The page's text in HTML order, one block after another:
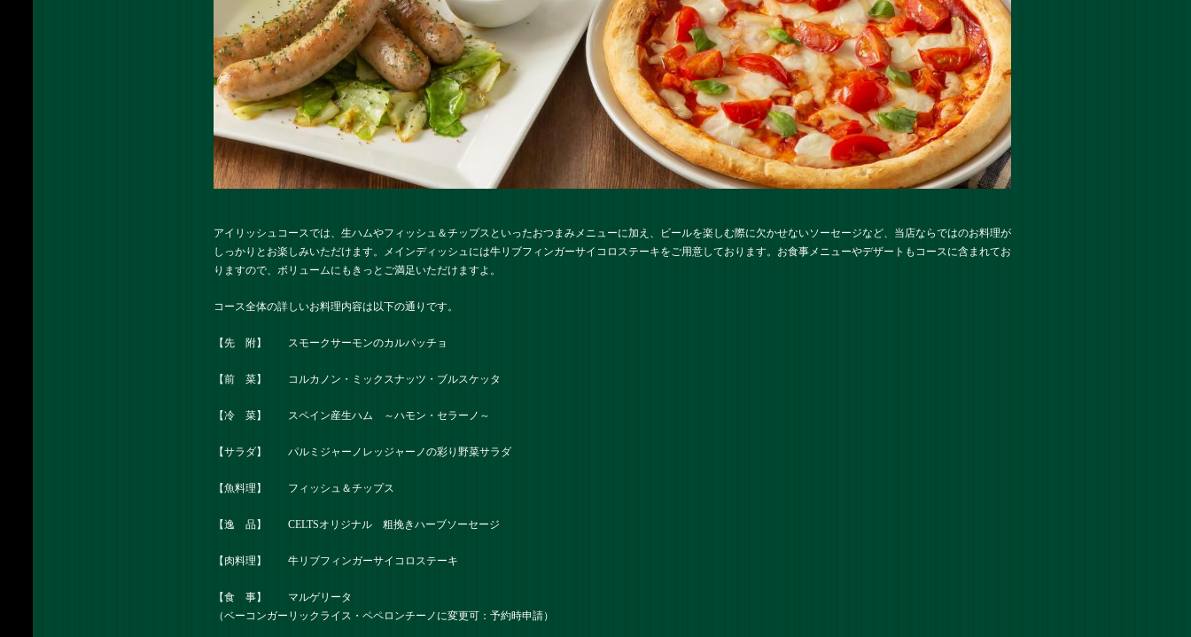
アイリッシュコースでは、生ハムやフィッシュ＆チップスといったおつまみメニューに加え、ビールを楽しむ際に欠かせないソーセージなど、当店ならではのお料理が
しっかりとお楽しみいただけます。メインディッシュには牛リブフィンガーサイコロステーキをご用意しております。お食事メニューやデザートもコースに含まれてお
りますので、ボリュームにもきっとご満足いただけますよ。
コース全体の詳しいお料理内容は以下の通りです。
【先 附】 スモークサーモンのカルパッチョ
【前 菜】 コルカノン・ミックスナッツ・ブルスケッタ
【冷 菜】 スペイン産生ハム ～ハモン・セラーノ～
【サラダ】 パルミジャーノレッジャーノの彩り野菜サラダ
【魚料理】 フィッシュ＆チップス
【逸 品】 CELTSオリジナル 粗挽きハーブソーセージ
【肉料理】 牛リブフィンガーサイコロステーキ
【食 事】 マルゲリータ
（ベーコンガーリックライス・ペペロンチーノに変更可：予約時申請）